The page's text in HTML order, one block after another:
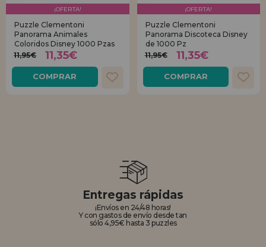
¡OFERTA!
Puzzle Clementoni
Panorama Animales
Coloridos Disney 1000 Pzas
11,95€
11,35€
COMPRAR
¡OFERTA!
Puzzle Clementoni
Panorama Discoteca Disney
de 1000 Pz
11,95€
11,35€
COMPRAR
Entregas rápidas
¡Envíos en 24/48 horas!
Y con gastos de envío desde tan
sólo 4,95€ hasta 3 puzzles